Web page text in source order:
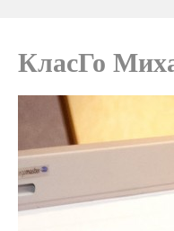
КласГо